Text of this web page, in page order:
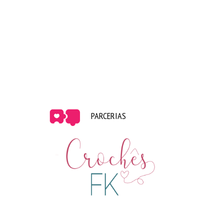
Piku Gateau de brigadeiro – Pikurruchas Brigadeiros
Mil folhas de doce de leite | Paris 6
PARCERIAS